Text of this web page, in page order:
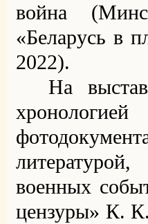
война
«Беларусь в
2022).
На
военных
цензуры» К.